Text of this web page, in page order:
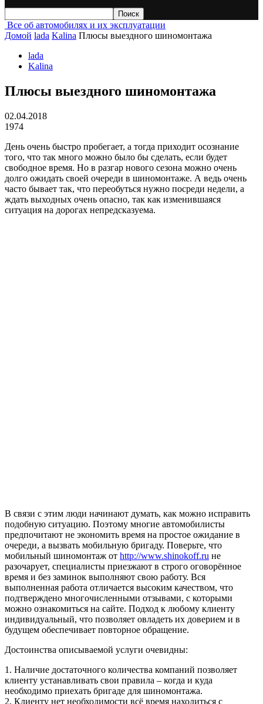
Все об автомобилях и их эксплуатации
Домой lada Kalina Плюсы выездного шиномонтажа
lada
Kalina
Плюсы выездного шиномонтажа
02.04.2018
1974
День очень быстро пробегает, а тогда приходит осознание
того, что так много можно было бы сделать, если будет
свободное время. Но в разгар нового сезона можно очень
долго ожидать своей очереди в шиномонтаже. А ведь очень
часто бывает так, что переобуться нужно посреди недели, а
ждать выходных очень опасно, так как изменившаяся
ситуация на дорогах непредсказуема.
В связи с этим люди начинают думать, как можно исправить
подобную ситуацию. Поэтому многие автомобилисты
предпочитают не экономить время на простое ожидание в
очереди, а вызвать мобильную бригаду. Поверьте, что
мобильный шиномонтаж от http://www.shinokoff.ru не
разочарует, специалисты приезжают в строго оговорённое
время и без заминок выполняют свою работу. Вся
выполненная работа отличается высоким качеством, что
подтверждено многочисленными отзывами, с которыми
можно ознакомиться на сайте. Подход к любому клиенту
индивидуальный, что позволяет овладеть их доверием и в
будущем обеспечивает повторное обращение.
Достоинства описываемой услуги очевидны:
1. Наличие достаточного количества компаний позволяет
клиенту устанавливать свои правила – когда и куда
необходимо приехать бригаде для шиномонтажа.
2. Клиенту нет необходимости всё время находиться с